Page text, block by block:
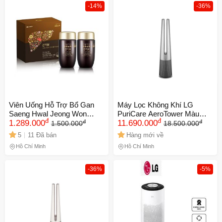
-14%
Viên Uống Hỗ Trợ Bổ Gan
Saeng Hwal Jeong Won
Gangibo Hàn Quốc - Phục
Hồi Chức Năng Gan, Dễ Sử
Dụng, Hỗ Trợ Tiêu Hóa Tốt
1.289.000đ 1.500.000đ
5 11 Đã bán
Hồ Chí Minh
-36%
Máy Lọc Không Khí LG
PuriCare AeroTower Màu
Bạc - Công Nghệ UVnano,
True HEPA, Phạm Vi Lọc
76m², Tiện Ích Thông Minh,
Chính Hãng
11.690.000đ 18.500.000đ
Hàng mới về
Hồ Chí Minh
-36% -5%